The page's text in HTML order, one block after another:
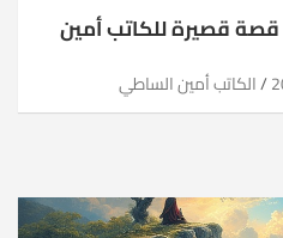
قصة قصيرة للكاتب أمين
الكاتب أمين الساطي